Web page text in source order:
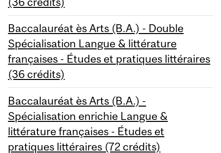
Baccalauréat ès Arts (B.A.) - Double
Spécialisation Langue & littérature
françaises - Études et pratiques littéraires
(36 crédits)
Baccalauréat ès Arts (B.A.) -
Spécialisation enrichie Langue &
littérature françaises - Études et
pratiques littéraires (72 crédits)